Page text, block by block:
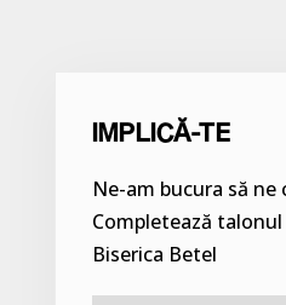
IMPLICĂ-TE
Ne-am bucura să ne
Completează
Biserica Betel